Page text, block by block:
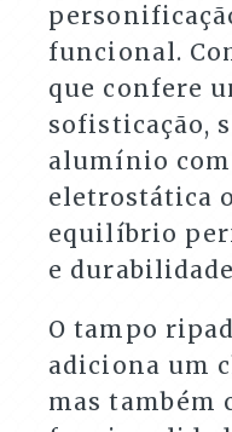
funcional.
que confere
sofisticação,
alumínio
eletrostática
equilíbrio
e
O tampo
adiciona um
mas também